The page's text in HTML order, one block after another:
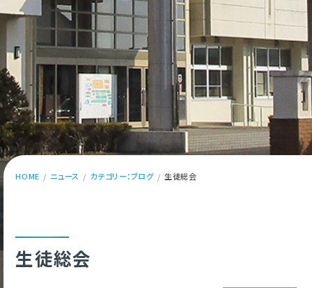
HOME ニュース カテゴリー：ブログ 生徒総会
生徒総会